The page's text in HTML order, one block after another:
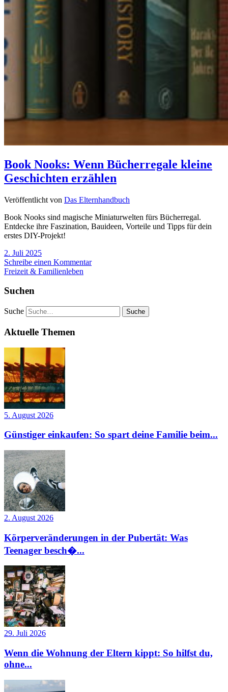
Book Nooks: Wenn Bücherregale kleine
Geschichten erzählen
Veröffentlicht von Das Elternhandbuch
Book Nooks sind magische Miniaturwelten fürs Bücherregal.
Entdecke ihre Faszination, Bauideen, Vorteile und Tipps für dein
erstes DIY-Projekt!
2. Juli 2025
Schreibe einen Kommentar
Freizeit & Familienleben
Suchen
Suche
Aktuelle Themen
5. August 2026
Günstiger einkaufen: So spart deine Familie beim...
2. August 2026
Körperveränderungen in der Pubertät: Was
Teenager besch�...
29. Juli 2026
Wenn die Wohnung der Eltern kippt: So hilfst du,
ohne...